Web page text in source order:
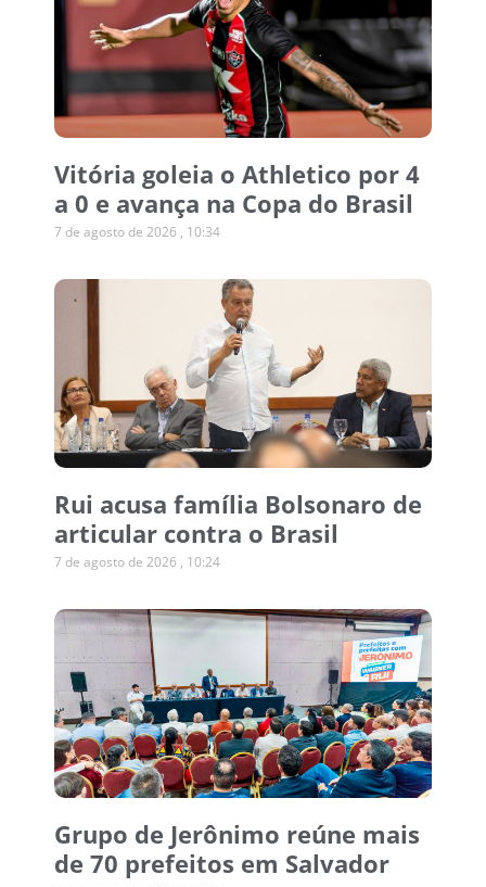
Vitória goleia o Athletico por 4
a 0 e avança na Copa do Brasil
7 de agosto de 2026 10:34
Rui acusa família Bolsonaro de
articular contra o Brasil
7 de agosto de 2026 10:24
Grupo de Jerônimo reúne mais
de 70 prefeitos em Salvador